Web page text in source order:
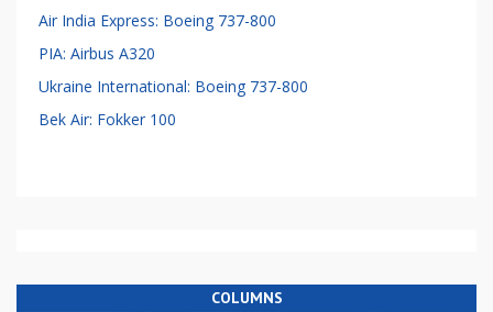
Air India Express: Boeing 737-800
PIA: Airbus A320
Ukraine International: Boeing 737-800
Bek Air: Fokker 100
COLUMNS